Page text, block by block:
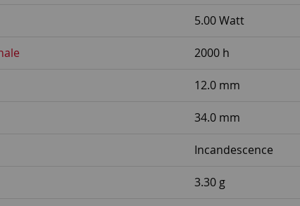
5.00 Watt
2000 h
12.0 mm
34.0 mm
Incandescence
3.30 g